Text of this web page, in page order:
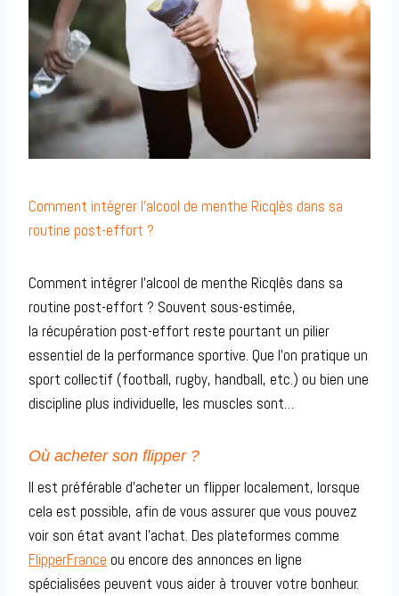
Comment intégrer l’alcool de menthe Ricqlès dans sa
routine post-effort ?
Comment intégrer l’alcool de menthe Ricqlès dans sa
routine post-effort ? Souvent sous-estimée,
la récupération post-effort reste pourtant un pilier
essentiel de la performance sportive. Que l’on pratique un
sport collectif (football, rugby, handball, etc.) ou bien une
discipline plus individuelle, les muscles sont…
Où acheter son flipper ?
Il est préférable d’acheter un flipper localement, lorsque
cela est possible, afin de vous assurer que vous pouvez
voir son état avant l’achat. Des plateformes comme
FlipperFrance ou encore des annonces en ligne
spécialisées peuvent vous aider à trouver votre bonheur.